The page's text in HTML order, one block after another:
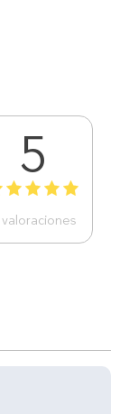
5
2 3 4 5
valoraciones